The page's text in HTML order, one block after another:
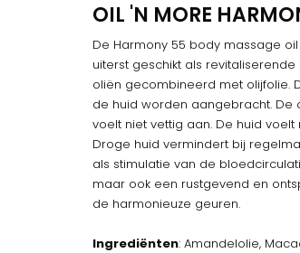
OIL 'N MORE
De Harmony 55 body massage
uiterst geschikt als
oliën gecombineerd met olijfolie.
de huid worden aangebracht.
voelt niet vettig aan. De huid
Droge huid vermindert bij
als stimulatie van de
maar ook een rustgevend en
de harmonieuze geuren.
Ingrediënten: Amandelolie,